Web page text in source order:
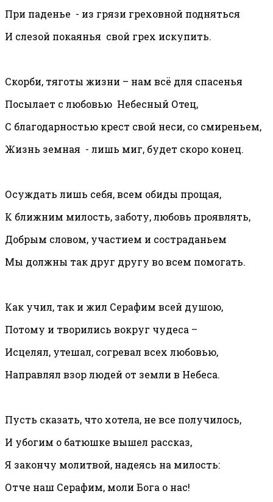
При паденье - из грязи греховной подняться
И слезой покаянья свой грех искупить.
Скорби, тяготы жизни – нам всё для спасенья
Посылает с любовью Небесный Отец,
С благодарностью крест свой неси, со смиреньем,
Жизнь земная - лишь миг, будет скоро конец.
Осуждать лишь себя, всем обиды прощая,
К ближним милость, заботу, любовь проявлять,
Добрым словом, участием и состраданьем
Мы должны так друг другу во всем помогать.
Как учил, так и жил Серафим всей душою,
Потому и творились вокруг чудеса –
Исцелял, утешал, согревал всех любовью,
Направлял взор людей от земли в Небеса.
Пусть сказать, что хотела, не все получилось,
И убогим о батюшке вышел рассказ,
Я закончу молитвой, надеясь на милость:
Отче наш Серафим, моли Бога о нас!